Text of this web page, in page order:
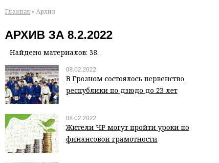
Главная » Архив
АРХИВ ЗА 8.2.2022
Найдено материалов: 38.
08.02.2022
В Грозном состоялось первенство
республики по дзюдо до 23 лет
08.02.2022
Жители ЧР могут пройти уроки по
финансовой грамотности